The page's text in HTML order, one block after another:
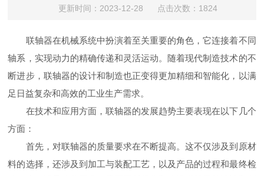
更新时间：2023-12-28 点击次数：1824
联轴器在机械系统中扮演着至关重要的角色，它连接着不同
轴系，实现动力的精确传递和灵活运动。随着现代制造技术的不
断进步，联轴器的设计和制造也正变得更加精细和智能化，以满
足日益复杂和高效的工业生产需求。
在技术和应用方面，联轴器的发展趋势主要表现在以下几个
方面：
首先，对联轴器的质量要求在不断提高。这不仅涉及到原材
料的选择，还涉及到加工与装配工艺，以及产品的过程和最终检